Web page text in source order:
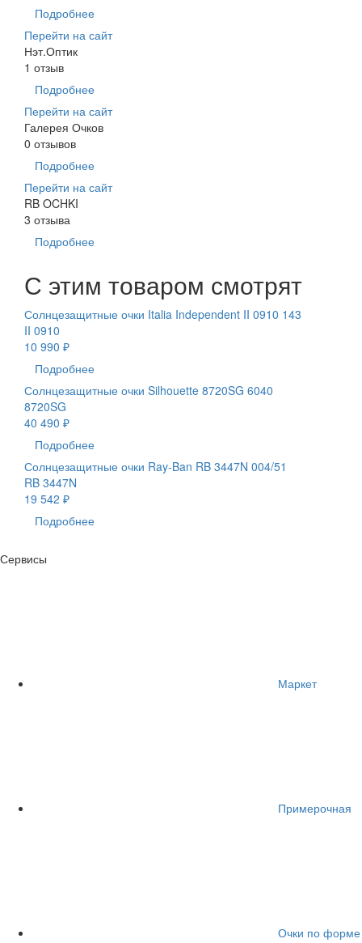
Подробнее
Перейти на сайт
Нэт.Оптик
1 отзыв
Подробнее
Перейти на сайт
Галерея Очков
0 отзывов
Подробнее
Перейти на сайт
RB OCHKI
3 отзыва
Подробнее
С этим товаром смотрят
Солнцезащитные очки Italia Independent II 0910 143
II 0910
10 990 ₽
Подробнее
Солнцезащитные очки Silhouette 8720SG 6040
8720SG
40 490 ₽
Подробнее
Солнцезащитные очки Ray-Ban RB 3447N 004/51
RB 3447N
19 542 ₽
Подробнее
Сервисы
Маркет
Примерочная
Очки по форме